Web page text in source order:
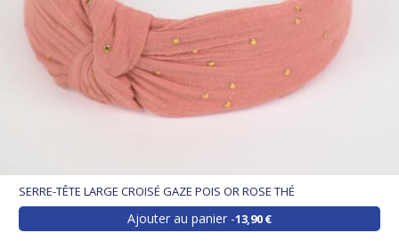
SERRE-TÊTE LARGE CROISÉ GAZE POIS OR ROSE THÉ
Ajouter au panier 13,90 €